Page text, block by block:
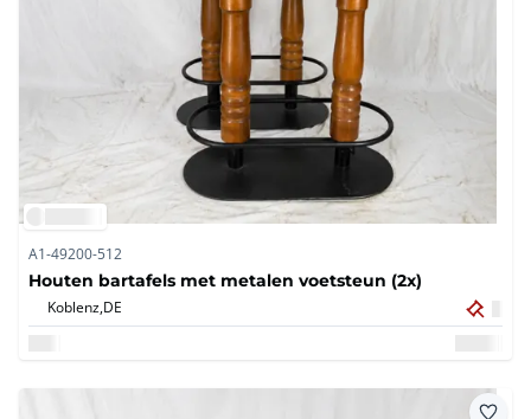
A1-49200-512
Houten bartafels met metalen voetsteun (2x)
Koblenz,DE